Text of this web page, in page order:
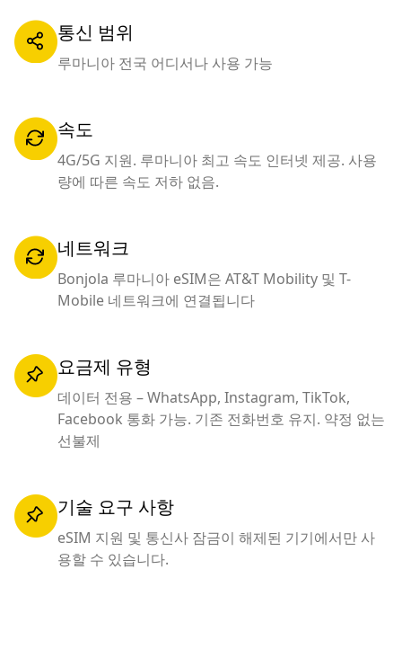
통신 범위
루마니아 전국 어디서나 사용 가능
속도
4G/5G 지원. 루마니아 최고 속도 인터넷 제공. 사용
량에 따른 속도 저하 없음.
네트워크
Bonjola 루마니아 eSIM은 AT&T Mobility 및 T-
Mobile 네트워크에 연결됩니다
요금제 유형
데이터 전용 – WhatsApp, Instagram, TikTok,
Facebook 통화 가능. 기존 전화번호 유지. 약정 없는
선불제
기술 요구 사항
eSIM 지원 및 통신사 잠금이 해제된 기기에서만 사
용할 수 있습니다.